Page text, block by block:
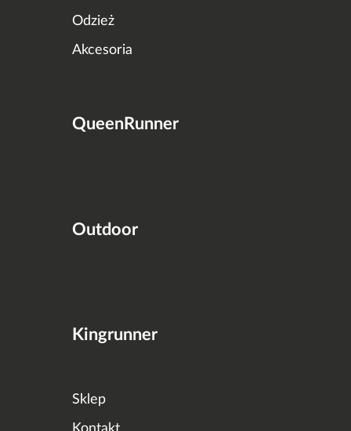
Odzież
Akcesoria
QueenRunner
Outdoor
Kingrunner
Sklep